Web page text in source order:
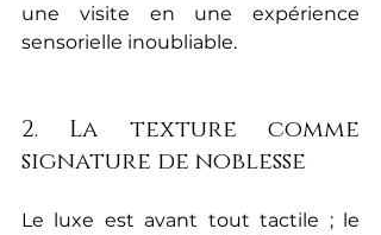
une visite en une expérience
sensorielle inoubliable.
2. La texture comme
signature de noblesse
Le luxe est avant tout tactile ; le